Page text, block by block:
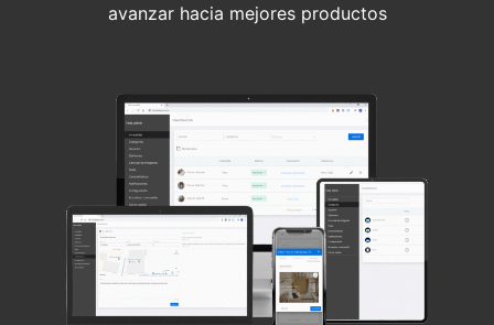
avanzar hacia mejores productos